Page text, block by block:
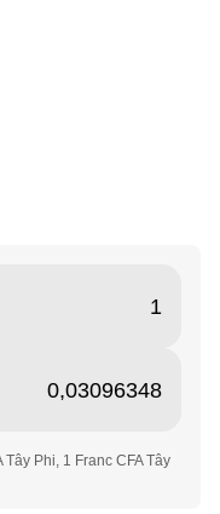
Phi, 1 Franc CFA Tây